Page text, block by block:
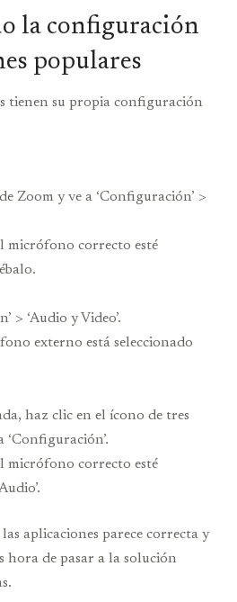
la configuración
populares
tienen su propia configuración
Zoom y ve a ‘Configuración’ >
micrófono correcto esté
> ‘Audio y Video’.
externo está seleccionado
haz clic en el ícono de tres
‘Configuración’.
micrófono correcto esté
aplicaciones parece correcta y
hora de pasar a la solución